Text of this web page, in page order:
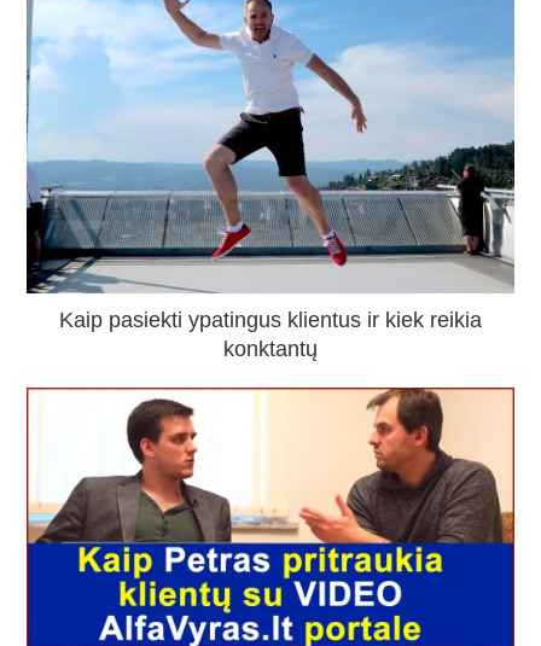
Kaip pasiekti ypatingus klientus ir kiek reikia
konktantų